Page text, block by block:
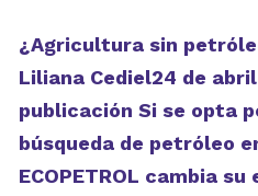
¿Agricultura sin
Liliana Cediel24 de
publicación Si se opta
búsqueda de petróleo
ECOPETROL cambia